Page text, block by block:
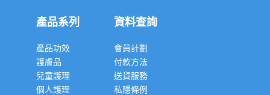
產品系列
產品功效
護膚品
兒童護理
個人護理
資料查詢
會員計劃
付款方法
送貨服務
私隱條例